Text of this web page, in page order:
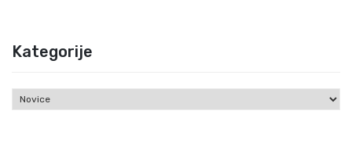
Kategorije
Kategorije